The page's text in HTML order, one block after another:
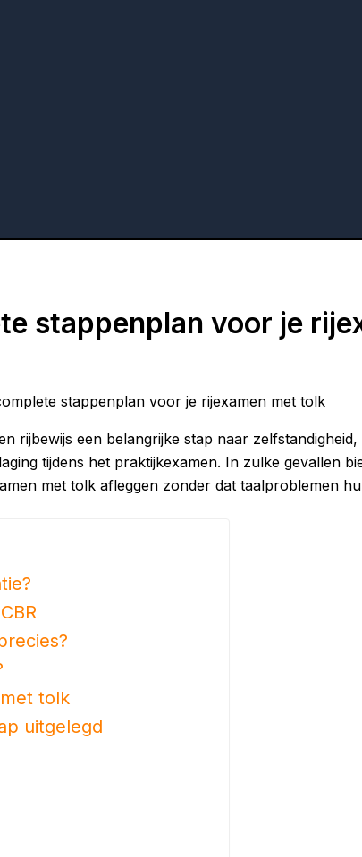
stappenplan voor je
stappenplan voor je rijexamen met tolk
rijbewijs een belangrijke stap naar
tijdens het praktijkexamen. In zulke gevallen
met tolk afleggen zonder dat taalproblemen
tolk
uitgelegd